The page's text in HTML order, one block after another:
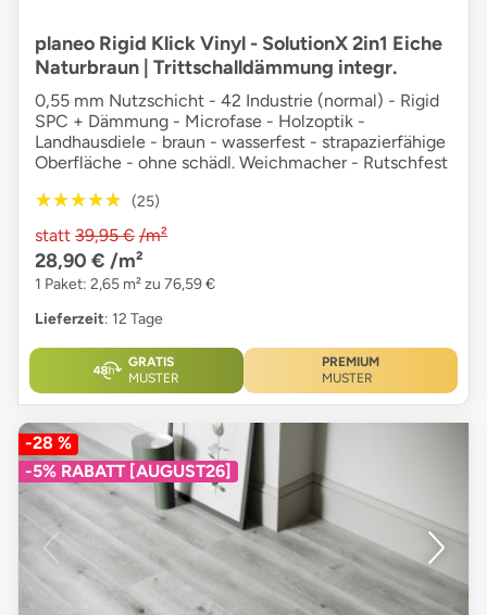
planeo Rigid Klick Vinyl - SolutionX 2in1 Eiche
Naturbraun | Trittschalldämmung integr.
0,55 mm Nutzschicht - 42 Industrie (normal) - Rigid
SPC + Dämmung - Microfase - Holzoptik -
Landhausdiele - braun - wasserfest - strapazierfähige
Oberfläche - ohne schädl. Weichmacher - Rutschfest
★★★★★
★★★★★ (25)
statt 39,95 € /m²
28,90 € /m²
1 Paket: 2,65 m² zu 76,59 €
Lieferzeit: 12 Tage
GRATIS
MUSTER
PREMIUM
MUSTER
-28 %
-5% RABATT [AUGUST26]